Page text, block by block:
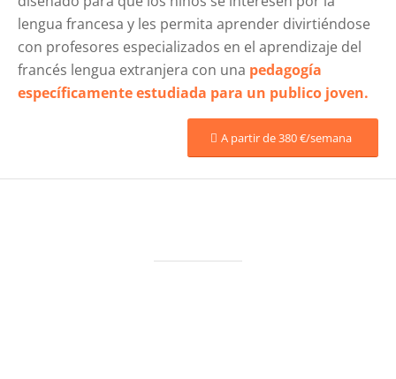
lengua francesa y les permita aprender divirtiéndose
con profesores especializados en el aprendizaje del
francés lengua extranjera con una pedagogía
específicamente estudiada para un publico joven.
A partir de 380 €/semana